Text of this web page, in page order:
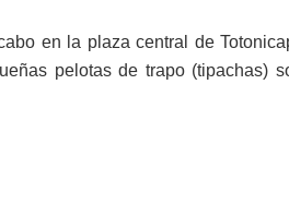
en la plaza central de
pelotas de trapo (tipachas)